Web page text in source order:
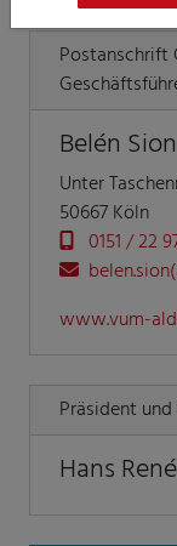
Postanschrift
Belén Sion
Unter
50667 Köln
0151 / 22
www.vum-
Präsident
Hans